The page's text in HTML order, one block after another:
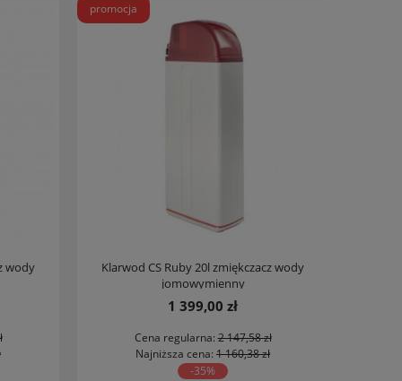
wody
Klarwod CS Ruby 20l zmiękczacz wody
jomowymienny
1 399,00 zł
Cena regularna:2 147,58 zł
Najniższa cena: 1 160,38 zł
-35%
promocja